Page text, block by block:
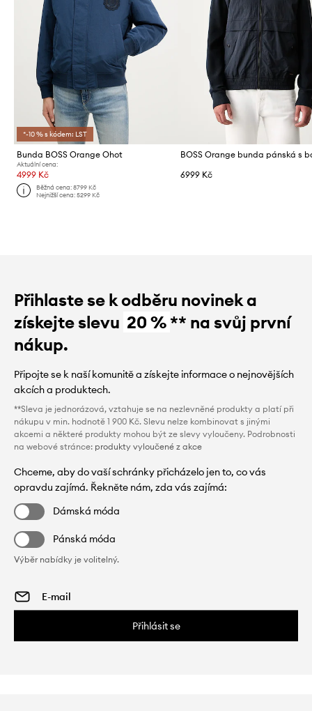
*-10 % s kódem: LST
Bunda BOSS Orange Ohot
Aktuální cena:
4999 Kč
Běžná cena:8799 Kč
Nejnižší cena:5299 Kč
6999 Kč
Přihlaste se k odběru novinek a
získejte slevu 20 %** na svůj první
nákup.
Připojte se k naší komunitě a získejte informace o nejnovějších
akcích a produktech.
**Sleva je jednorázová, vztahuje se na nezlevněné produkty a platí při
nákupu v min. hodnotě 1 900 Kč. Slevu nelze kombinovat s jinými
akcemi a některé produkty mohou být ze slevy vyloučeny. Podrobnosti
na webové stránce: produkty vyloučené z akce
Chceme, aby do vaší schránky přicházelo jen to, co vás
opravdu zajímá. Řekněte nám, zda vás zajímá:
Dámská móda
Pánská móda
Výběr nabídky je volitelný.
Přihlásit se